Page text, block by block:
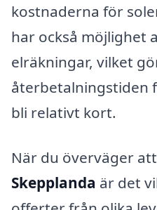
kostnaderna för
har också möjlighet
elräkningar, vilket
återbetalningstiden
bli relativt kort.
När du överväger
Skepplanda är det